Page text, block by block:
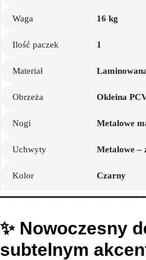
Waga 16 kg
Ilość paczek 1
Materiał
Obrzeża Okleina
Nogi Metalowe
Uchwyty Metalowe –
Kolor Czarny
✨ Nowoczesny
subtelnym